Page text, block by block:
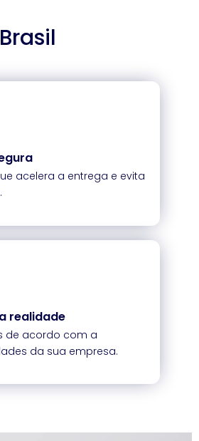
acelera a entrega e evita
realidade
de acordo com a
da sua empresa.